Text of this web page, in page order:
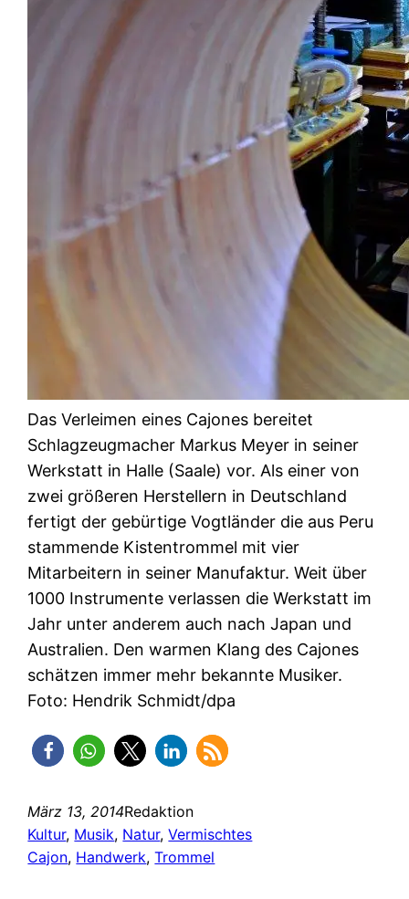
Das Verleimen eines Cajones bereitet
Schlagzeugmacher Markus Meyer in seiner
Werkstatt in Halle (Saale) vor. Als einer von
zwei größeren Herstellern in Deutschland
fertigt der gebürtige Vogtländer die aus Peru
stammende Kistentrommel mit vier
Mitarbeitern in seiner Manufaktur. Weit über
1000 Instrumente verlassen die Werkstatt im
Jahr unter anderem auch nach Japan und
Australien. Den warmen Klang des Cajones
schätzen immer mehr bekannte Musiker.
Foto: Hendrik Schmidt/dpa
März 13, 2014Redaktion
Kultur, Musik, Natur, Vermischtes
Cajon, Handwerk, Trommel